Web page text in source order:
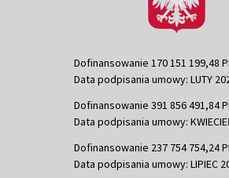
Dofinansowanie 170 151 199,48
Data podpisania umowy: LUTY
Dofinansowanie 391 856 491,84
Data podpisania umowy:
Dofinansowanie 237 754 754,24
Data podpisania umowy: LIPIEC